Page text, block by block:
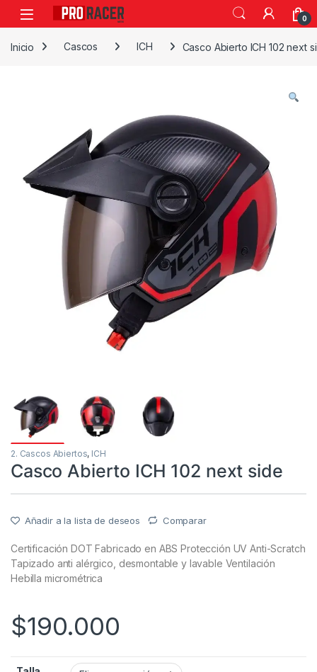
0
Inicio Cascos ICH Casco Abierto ICH 102 next
2. Cascos Abiertos, ICH
Casco Abierto ICH 102 next side
Añadir a la lista de deseos Comparar
Certificación DOT Fabricado en ABS Protección UV Anti-Scratch
Tapizado anti alérgico, desmontable y lavable Ventilación
Hebilla micrométrica
$190.000